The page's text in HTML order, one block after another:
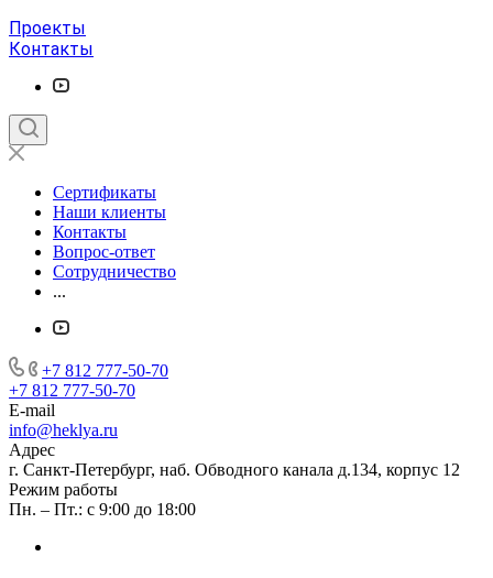
Проекты
Контакты
Сертификаты
Наши клиенты
Контакты
Вопрос-ответ
Сотрудничество
...
+7 812 777-50-70
+7 812 777-50-70
E-mail
info@heklya.ru
Адрес
г. Санкт-Петербург, наб. Обводного канала д.134, корпус 12
Режим работы
Пн. – Пт.: с 9:00 до 18:00